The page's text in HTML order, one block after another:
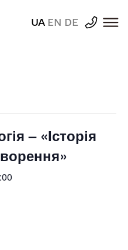
UA EN DE
– «Історія